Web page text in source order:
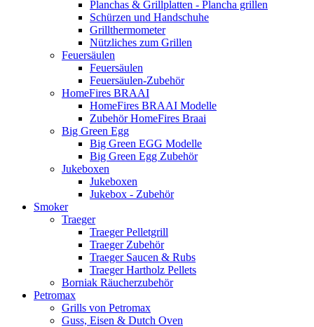
Planchas & Grillplatten - Plancha grillen
Schürzen und Handschuhe
Grillthermometer
Nützliches zum Grillen
Feuersäulen
Feuersäulen
Feuersäulen-Zubehör
HomeFires BRAAI
HomeFires BRAAI Modelle
Zubehör HomeFires Braai
Big Green Egg
Big Green EGG Modelle
Big Green Egg Zubehör
Jukeboxen
Jukeboxen
Jukebox - Zubehör
Smoker
Traeger
Traeger Pelletgrill
Traeger Zubehör
Traeger Saucen & Rubs
Traeger Hartholz Pellets
Borniak Räucherzubehör
Petromax
Grills von Petromax
Guss, Eisen & Dutch Oven